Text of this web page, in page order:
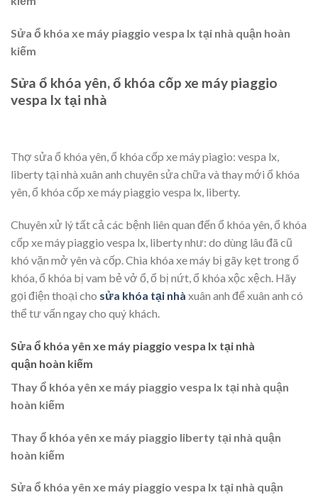
Sửa ổ khóa xe máy piaggio vespa lx tại nhà quận hoàn
kiếm
Sửa ổ khóa yên, ổ khóa cốp xe máy piaggio
vespa lx tại nhà
Thợ sửa ổ khóa yên, ổ khóa cốp xe máy piagio: vespa lx,
liberty tại nhà xuân anh chuyên sửa chữa và thay mới ổ khóa
yên, ổ khóa cốp xe máy piaggio vespa lx, liberty.
Chuyên xử lý tất cả các bệnh liên quan đến ổ khóa yên, ổ khóa
cốp xe máy piaggio vespa lx, liberty như: do dùng lâu đã cũ
khó vặn mở yên và cốp. Chìa khóa xe máy bị gãy kẹt trong ổ
khóa, ổ khóa bị vam bẻ vở ổ, ổ bị nứt, ổ khóa xộc xệch. Hãy
gọi điện thoại cho sửa khóa tại nhà xuân anh để xuân anh có
thể tư vấn ngay cho quý khách.
Sửa ổ khóa yên xe máy piaggio vespa lx tại nhà
quận hoàn kiếm
Thay ổ khóa yên xe máy piaggio vespa lx tại nhà quận
hoàn kiếm
Thay ổ khóa yên xe máy piaggio liberty tại nhà quận
hoàn kiếm
Sửa ổ khóa yên xe máy piaggio vespa lx tại nhà quận